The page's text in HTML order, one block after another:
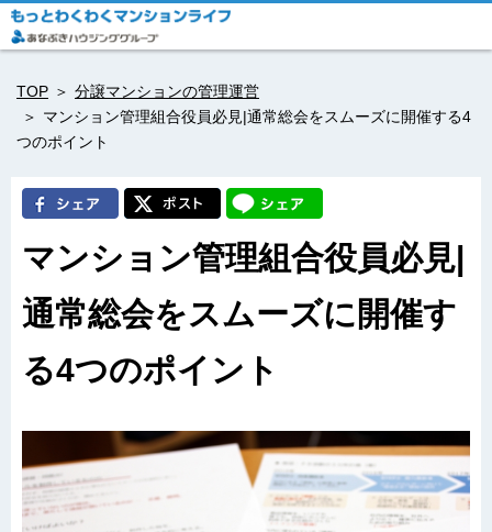
TOP
分譲マンションの管理運営
マンション管理組合役員必見|通常総会をスムーズに開催する4
つのポイント
マンション管理組合役員必見|
通常総会をスムーズに開催す
る4つのポイント